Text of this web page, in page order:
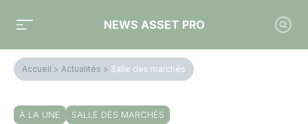
NEWS ASSET PRO
Accueil > Actualités > Salle des marchés
À LA UNE SALLE DES MARCHÉS